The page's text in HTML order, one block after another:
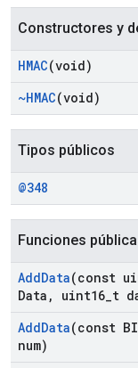
Constructores y
HMAC(void)
~HMAC(void)
Tipos públicos
@348
Funciones
AddData(const
Data , uint16 t
AddData(const
num)